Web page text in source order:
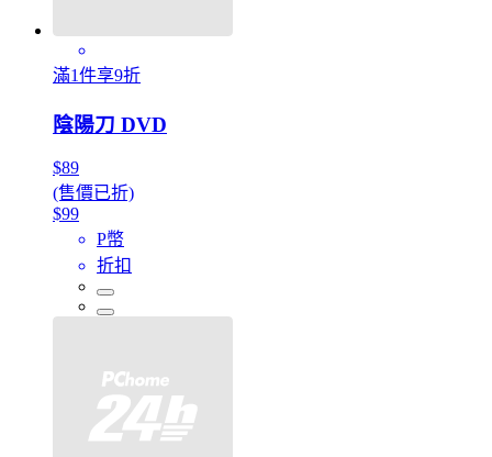
滿1件享9折
陰陽刀 DVD
$89
(售價已折)
$99
P幣
折扣